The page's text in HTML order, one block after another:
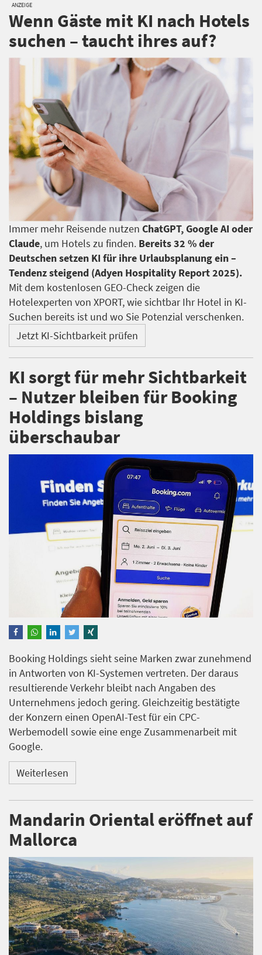
ANZEIGE
Wenn Gäste mit KI nach Hotels
suchen – taucht ihres auf?
Immer mehr Reisende nutzen ChatGPT, Google AI oder
Claude, um Hotels zu finden. Bereits 32 % der
Deutschen setzen KI für ihre Urlaubsplanung ein –
Tendenz steigend (Adyen Hospitality Report 2025).
Mit dem kostenlosen GEO-Check zeigen die
Hotelexperten von XPORT, wie sichtbar Ihr Hotel in KI-
Suchen bereits ist und wo Sie Potenzial verschenken.
Jetzt KI-Sichtbarkeit prüfen
KI sorgt für mehr Sichtbarkeit
– Nutzer bleiben für Booking
Holdings bislang
überschaubar
Booking Holdings sieht seine Marken zwar zunehmend
in Antworten von KI-Systemen vertreten. Der daraus
resultierende Verkehr bleibt nach Angaben des
Unternehmens jedoch gering. Gleichzeitig bestätigte
der Konzern einen OpenAI-Test für ein CPC-
Werbemodell sowie eine enge Zusammenarbeit mit
Google.
Weiterlesen
Mandarin Oriental eröffnet auf
Mallorca